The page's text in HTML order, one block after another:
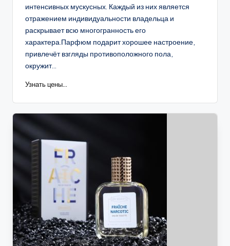
интенсивных мускусных. Каждый из них является
отражением индивидуальности владельца и
раскрывает всю многогранность его
характера.Парфюм подарит хорошее настроение,
привлечёт взгляды противоположного пола,
окружит...
Узнать цены...